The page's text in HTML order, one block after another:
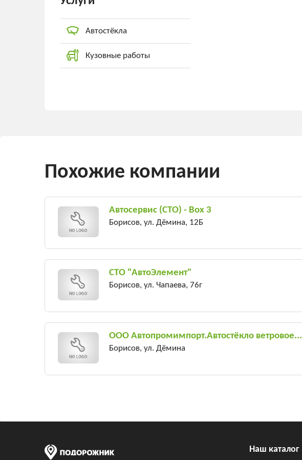
Автостёкла
Кузовные работы
Похожие компании
Автосервис (СТО) - Box 3
Борисов, ул. Дёмина, 12Б
СТО "АвтоЭлемент"
Борисов, ул. Чапаева, 76г
ООО Автопромимпорт.Автостёкло ветровое...
Борисов, ул. Дёмина
Наш каталог